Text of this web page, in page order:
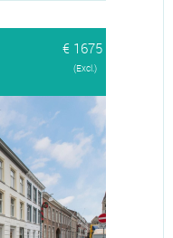
€ 1675
(Excl.)